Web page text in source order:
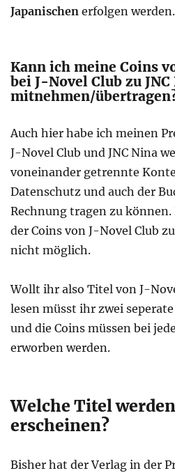
Japanischen erfolgen werden.
Kann ich meine Coins
bei J-Novel Club zu JNC
mitnehmen/
Auch hier habe ich meinen
J-Novel Club und JNC Nina
voneinander getrennte
Datenschutz und auch der
Rechnung tragen zu
der Coins von J-Novel Club
nicht möglich.
Wollt ihr also Titel von J-
lesen müsst ihr zwei
und die Coins müssen bei
erworben werden.
Welche Titel
erscheinen?
Bisher hat der Verlag in der